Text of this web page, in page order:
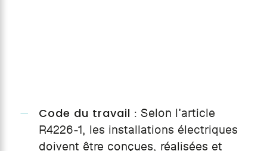
Code du travail : Selon l’article
R4226-1, les installations électriques
doivent être conçues, réalisées et